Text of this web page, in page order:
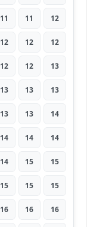
11 11 12
12 12 12
12 12 13
13 13 13
13 13 14
14 14 14
14 15 15
15 15 15
16 16 16